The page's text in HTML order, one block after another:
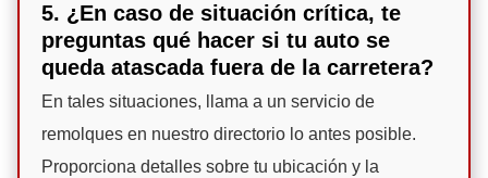
5. ¿En caso de situación crítica, te
preguntas qué hacer si tu auto se
queda atascada fuera de la carretera?
En tales situaciones, llama a un servicio de
remolques en nuestro directorio lo antes posible.
Proporciona detalles sobre tu ubicación y la